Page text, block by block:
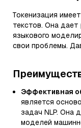
Токенизация
текстов. Она
языкового
свои проблемы.
Эффективная
является
задач NLP. Она
моделей